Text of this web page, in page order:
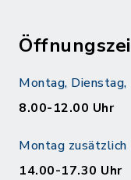
Montag,
8.00-12.00 Uhr
Montag zusätzlich
14.00-17.30 Uhr